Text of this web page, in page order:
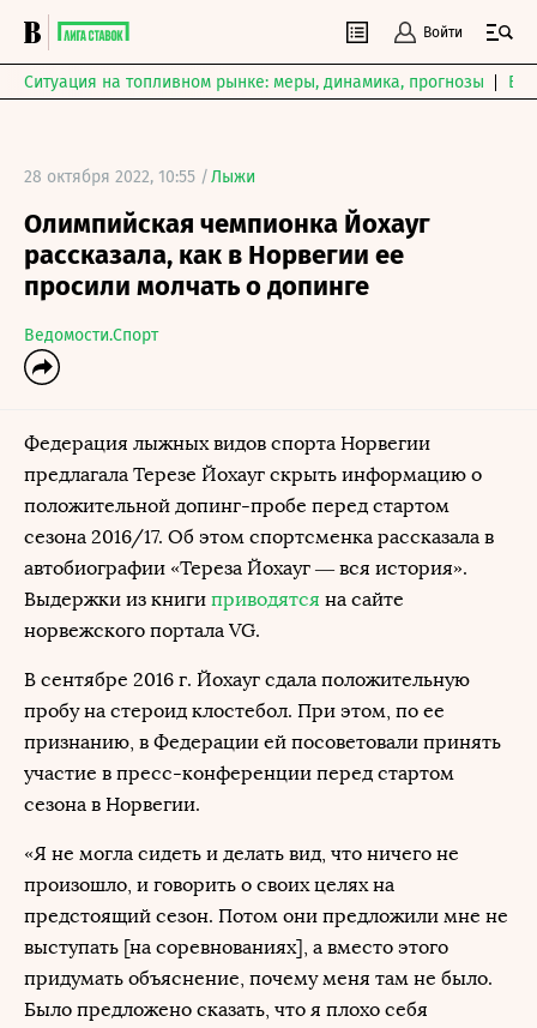
Войти
Ситуация на топливном рынке: меры, динамика, прогнозы
28 октября 2022, 10:55 /Лыжи
Олимпийская чемпионка Йохауг
рассказала, как в Норвегии ее
просили молчать о допинге
Ведомости.Спорт
Федерация лыжных видов спорта Норвегии
предлагала Терезе Йохауг скрыть информацию о
положительной допинг-пробе перед стартом
сезона 2016/17. Об этом спортсменка рассказала в
автобиографии «Тереза Йохауг — вся история».
Выдержки из книги приводятся на сайте
норвежского портала VG.
В сентябре 2016 г. Йохауг сдала положительную
пробу на стероид клостебол. При этом, по ее
признанию, в Федерации ей посоветовали принять
участие в пресс-конференции перед стартом
сезона в Норвегии.
«Я не могла сидеть и делать вид, что ничего не
произошло, и говорить о своих целях на
предстоящий сезон. Потом они предложили мне не
выступать [на соревнованиях], а вместо этого
придумать объяснение, почему меня там не было.
Было предложено сказать, что я плохо себя